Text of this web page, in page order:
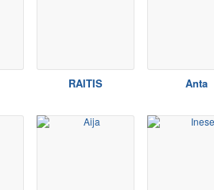
RAITIS Anta